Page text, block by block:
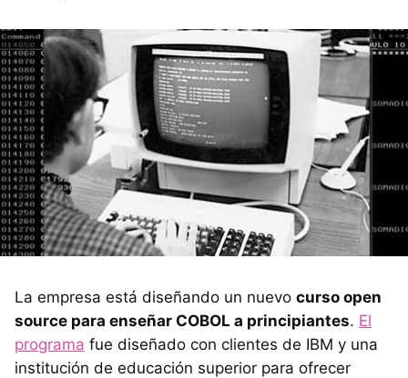
La empresa está diseñando un nuevo curso open
source para enseñar COBOL a principiantes. El
programa fue diseñado con clientes de IBM y una
institución de educación superior para ofrecer